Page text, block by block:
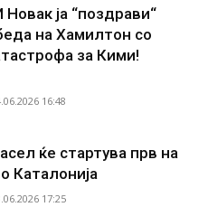
Новак ја “поздрави“
на Хамилтон со
за Кими!
16:48
ќе стартува прв на
Каталонија
17:25